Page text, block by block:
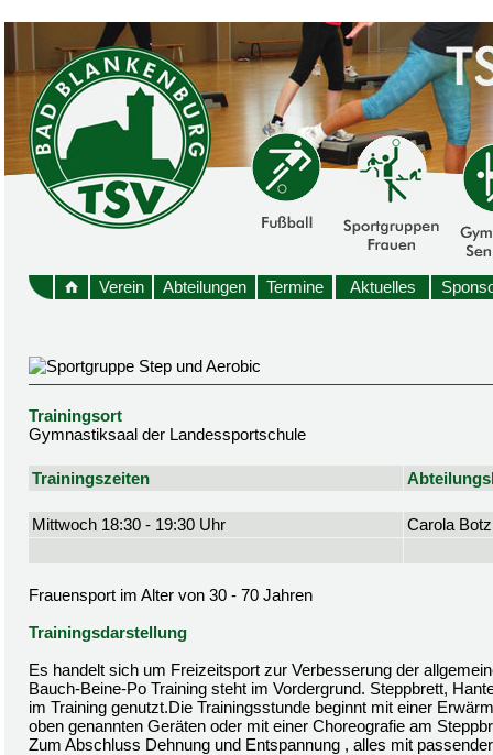
Verein Abteilungen Termine Aktuelles
Trainingsort
Gymnastiksaal der Landessportschule
Trainingszeiten
Mittwoch 18:30 - 19:30 Uhr Carola
Frauensport im Alter von 30 - 70 Jahren
Trainingsdarstellung
Es handelt sich um Freizeitsport zur Verbesserung der
Bauch-Beine-Po Training steht im Vordergrund. Steppbrett,
im Training genutzt.Die Trainingsstunde beginnt mit einer
oben genannten Geräten oder mit einer Choreografie am
Zum Abschluss Dehnung und Entspannung , alles mit